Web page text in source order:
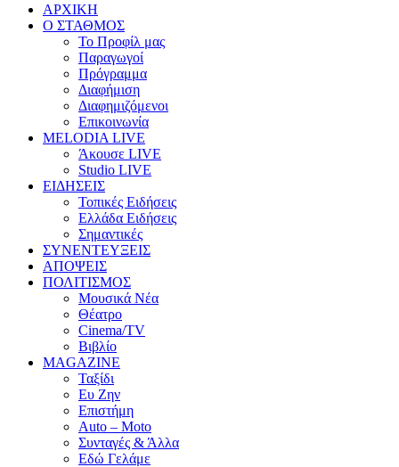
ΑΡΧΙΚΗ
Ο ΣΤΑΘΜΟΣ
Το Προφίλ μας
Παραγωγοί
Πρόγραμμα
Διαφήμιση
Διαφημιζόμενοι
Επικοινωνία
MELODIA LIVE
Άκουσε LIVE
Studio LIVE
ΕΙΔΗΣΕΙΣ
Τοπικές Ειδήσεις
Ελλάδα Ειδήσεις
Σημαντικές
ΣΥΝΕΝΤΕΥΞΕΙΣ
ΑΠΟΨΕΙΣ
ΠΟΛΙΤΙΣΜΟΣ
Μουσικά Νέα
Θέατρο
Cinema/TV
Βιβλίο
MAGAZINE
Ταξίδι
Ευ Ζην
Επιστήμη
Auto – Moto
Συνταγές & Άλλα
Εδώ Γελάμε